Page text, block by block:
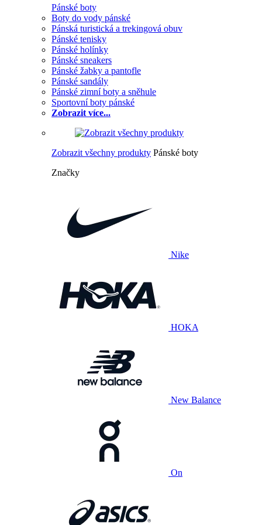
Pánské boty
Boty do vody pánské
Pánská turistická a trekingová obuv
Pánské tenisky
Pánské holínky
Pánské sneakers
Pánské žabky a pantofle
Pánské sandály
Pánské zimní boty a sněhule
Sportovní boty pánské
Zobrazit více...
Zobrazit všechny produkty Pánské boty
Značky
Nike
HOKA
New Balance
On